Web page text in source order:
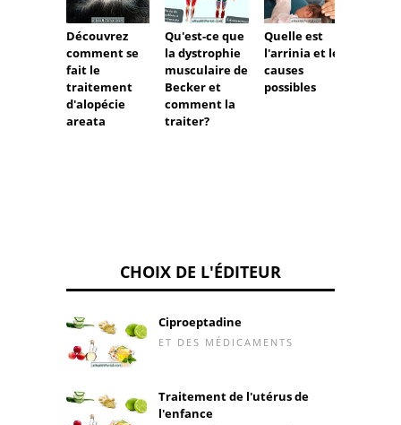
Découvrez
comment se
fait le
traitement
d'alopécie
areata
Qu'est-ce que
la dystrophie
musculaire de
Becker et
comment la
traiter?
Quelle est
l'arrinia et les
causes
possibles
CHOIX DE L'ÉDITEUR
Ciproeptadine
ET DES MÉDICAMENTS
Traitement de l'utérus de
l'enfance